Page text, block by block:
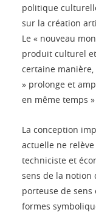
politique
sur la création
Le « nouveau
produit culturel
certaine
» prolonge et
en même temps »
La conception
actuelle ne
techniciste et
sens de la notion
porteuse de
formes